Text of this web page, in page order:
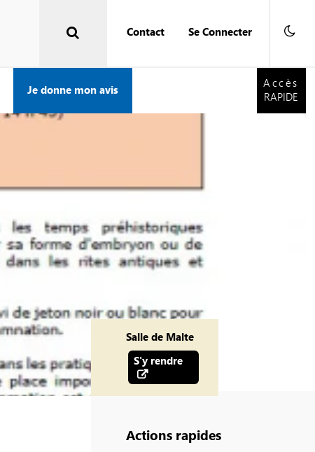
Contact Se Connecter
Accès
Je donne mon avis
Accès
RAPIDE
Salle de Malte
S'y rendre
Actions rapides